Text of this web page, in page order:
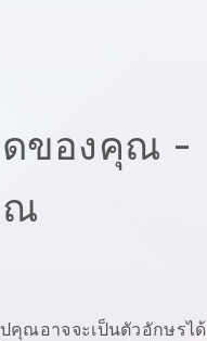
ของคุณ -
ณ
คุณอาจจะเป็นตัวอักษรได้